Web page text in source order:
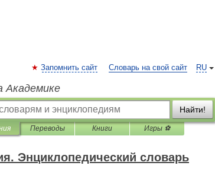
RU
Запомнить сайт Словарь на свой сайт
Академике
Найти!
Переводы Книги Игры ⚽
Энциклопедический словарь